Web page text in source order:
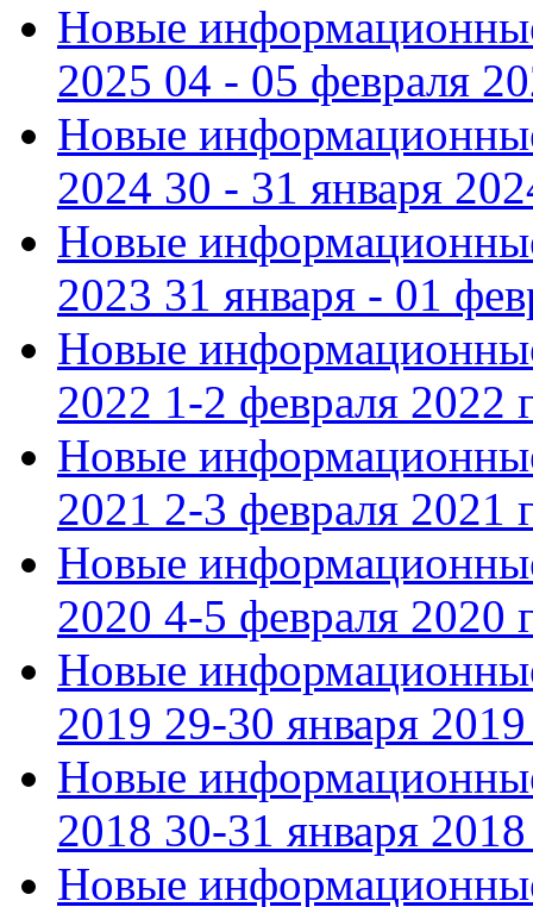
Новые
2025 04 - 05 февраля
Новые
2024 30 - 31 января
Новые
2023 31 января - 01
Новые
2022 1-2 февраля 2022
Новые
2021 2-3 февраля 2021
Новые
2020 4-5 февраля 2020
Новые
2019 29-30 января 2019
Новые
2018 30-31 января 2018
Новые